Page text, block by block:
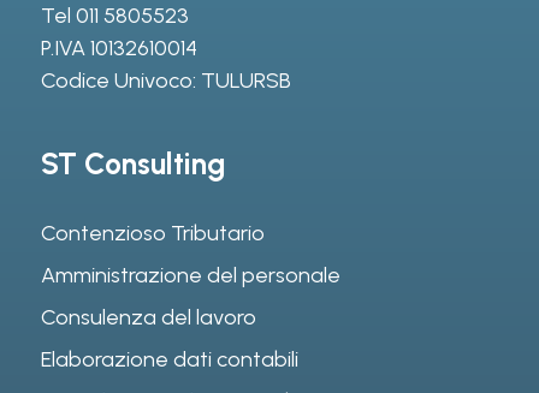
Tel 011 5805523
P.IVA 10132610014
Codice Univoco: TULURSB
ST Consulting
Contenzioso Tributario
Amministrazione del personale
Consulenza del lavoro
Elaborazione dati contabili